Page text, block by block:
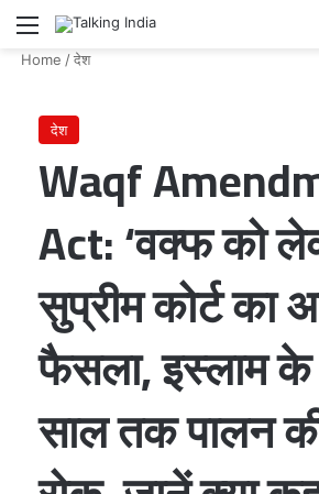
Menu
Home /देश
देश
Waqf
Act: ‘वक्फ को
सुप्रीम कोर्ट का
फैसला, इस्लाम के
साल तक पालन